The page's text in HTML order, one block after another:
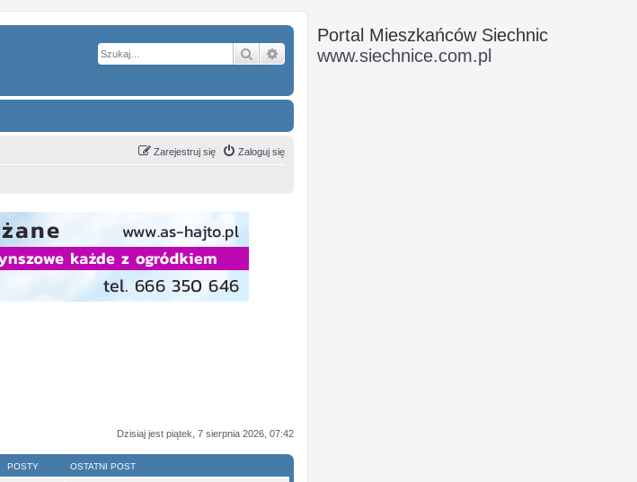
Szukaj Wyszukiwanie zaawansowane
Zaloguj się
Zarejestruj się
Dzisiaj jest piątek, 7 sierpnia 2026, 07:42
POSTY OSTATNI POST
Portal Mieszkańców Siechnic
www.siechnice.com.pl